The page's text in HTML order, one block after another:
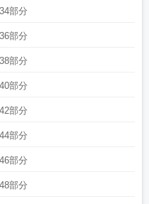
部分
部分
部分
部分
部分
部分
部分
部分